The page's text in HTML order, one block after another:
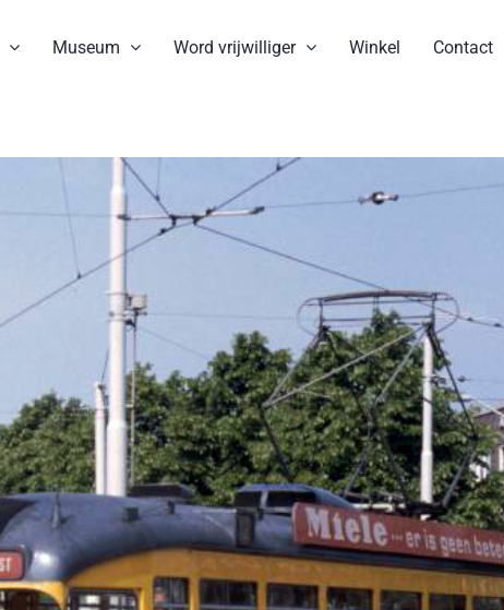
Museum Word vrijwilliger Winkel Contact